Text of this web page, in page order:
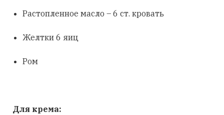
Растопленное масло – 6 ст. кровать
Желтки 6 яиц
Ром
Для крема: